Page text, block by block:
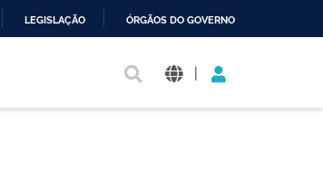
LEGISLAÇÃO ÓRGÃOS DO GOVERNO
|